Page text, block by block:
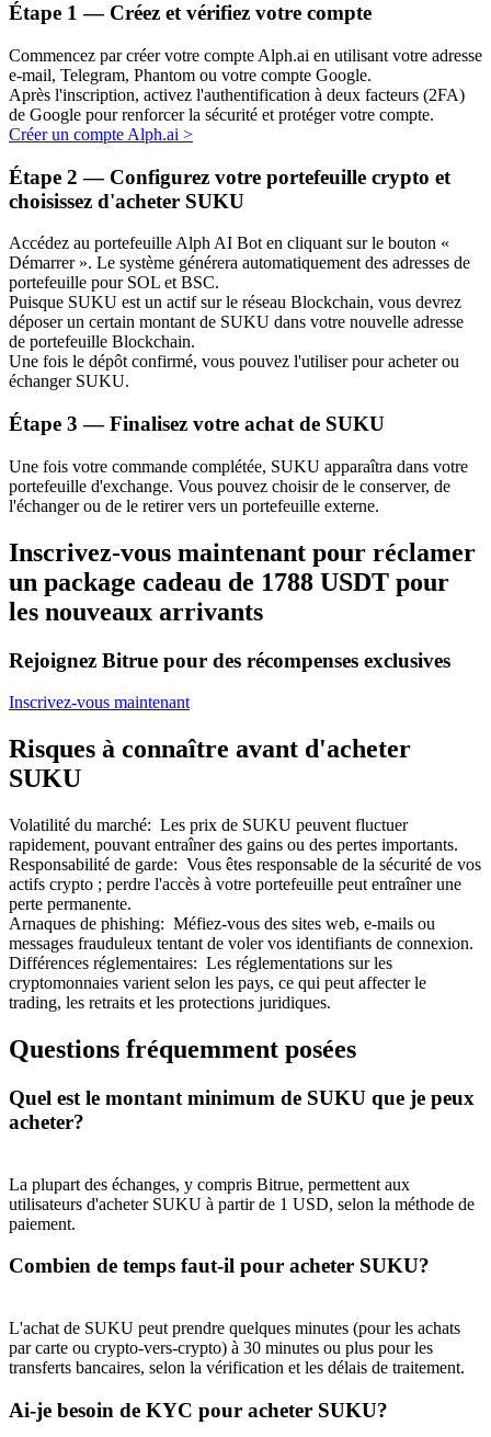
Investissement automobile
Obtenez des bénéfices à long terme et des intérêts flexibles
Apprenez le Staking
Découvrez comment gagner un revenu passif
Bitrue
AI
Partenaires Bitrue
Affiliés Bitrue
Jusqu'à 65 % de commissions !
Parrainage
Invitez un ami pour recevoir des récompenses en espèces
Étape 1 — Créez et vérifiez votre compte
Commencez par créer votre compte Alph.ai en utilisant votre adresse
e-mail, Telegram, Phantom ou votre compte Google.
Après l'inscription, activez l'authentification à deux facteurs (2FA)
de Google pour renforcer la sécurité et protéger votre compte.
Créer un compte Alph.ai >
Étape 2 — Configurez votre portefeuille crypto et
choisissez d'acheter SUKU
Accédez au portefeuille Alph AI Bot en cliquant sur le bouton «
Démarrer ». Le système générera automatiquement des adresses de
portefeuille pour SOL et BSC.
Puisque SUKU est un actif sur le réseau Blockchain, vous devrez
déposer un certain montant de SUKU dans votre nouvelle adresse
de portefeuille Blockchain.
Une fois le dépôt confirmé, vous pouvez l'utiliser pour acheter ou
échanger SUKU.
Étape 3 —Finalisez votre achat de SUKU
Une fois votre commande complétée, SUKU apparaîtra dans votre
portefeuille d'exchange. Vous pouvez choisir de le conserver, de
l'échanger ou de le retirer vers un portefeuille externe.
Inscrivez-vous maintenant pour réclamer
un package cadeau de 1788 USDT pour
les nouveaux arrivants
Rejoignez Bitrue pour des récompenses exclusives
Inscrivez-vous maintenant
Risques à connaître avant d'acheter
SUKU
Volatilité du marché: Les prix de SUKU peuvent fluctuer
rapidement, pouvant entraîner des gains ou des pertes importants.
Responsabilité de garde: Vous êtes responsable de la sécurité de vos
actifs crypto ; perdre l'accès à votre portefeuille peut entraîner une
perte permanente.
Arnaques de phishing: Méfiez-vous des sites web, e-mails ou
messages frauduleux tentant de voler vos identifiants de connexion.
Différences réglementaires: Les réglementations sur les
cryptomonnaies varient selon les pays, ce qui peut affecter le
trading, les retraits et les protections juridiques.
Questions fréquemment posées
Quel est le montant minimum de SUKU que je peux
acheter?
La plupart des échanges, y compris Bitrue, permettent aux
utilisateurs d'acheter SUKU à partir de 1 USD, selon la méthode de
paiement.
Combien de temps faut-il pour acheter SUKU?
L'achat de SUKU peut prendre quelques minutes (pour les achats
par carte ou crypto-vers-crypto) à 30 minutes ou plus pour les
transferts bancaires, selon la vérification et les délais de traitement.
Ai-je besoin de KYC pour acheter SUKU?